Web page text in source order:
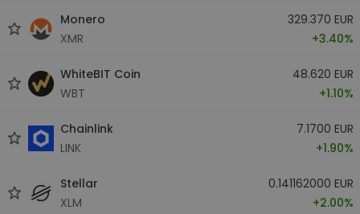
Monero
XMR
329.370 EUR
+3.40%
WhiteBIT Coin
WBT
48.620 EUR
+1.10%
Chainlink
LINK
7.1700 EUR
+1.90%
Stellar
XLM
0.141162000 EUR
+2.00%